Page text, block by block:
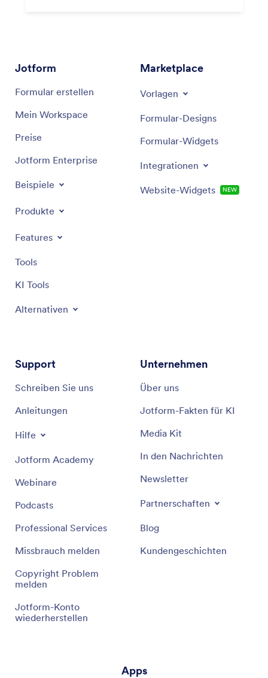
Jotform
Formular erstellen
Mein Workspace
Preise
Jotform Enterprise
Beispiele
Produkte
Features
Tools
KI Tools
Alternativen
Marketplace
Vorlagen
Formular-Designs
Formular-Widgets
Integrationen
Website-Widgets NEW
Support
Schreiben Sie uns
Anleitungen
Hilfe
Jotform Academy
Webinare
Podcasts
Professional Services
Missbrauch melden
Copyright Problem
melden
Jotform-Konto
wiederherstellen
Unternehmen
Über uns
Jotform-Fakten für KI
Media Kit
In den Nachrichten
Newsletter
Partnerschaften
Blog
Kundengeschichten
Apps